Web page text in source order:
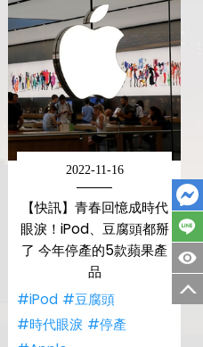
2022-11-16
【快訊】青春回憶成時代
眼淚！iPod、豆腐頭都掰
了 今年停產的5款蘋果產
品
#iPod #豆腐頭
#時代眼淚 #停產